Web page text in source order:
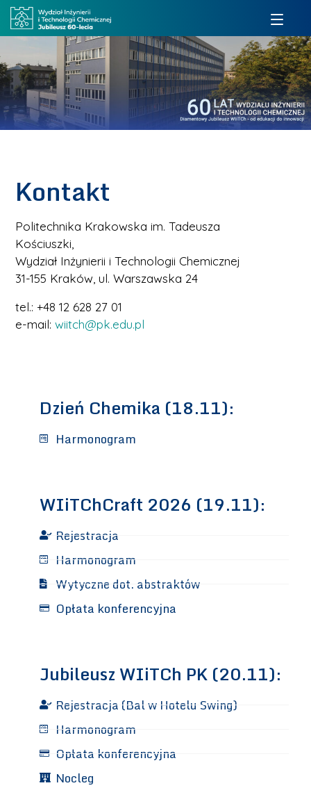
Kontakt
Politechnika Krakowska im. Tadeusza
Kościuszki,
Wydział Inżynierii i Technologii Chemicznej
31-155 Kraków, ul. Warszawska 24
tel.: +48 12 628 27 01
e-mail:wiitch@pk.edu.pl
Dzień Chemika (18.11):
Harmonogram
WIiTChCraft 2026 (19.11):
Rejestracja
Harmonogram
Wytyczne dot. abstraktów
Opłata konferencyjna
Jubileusz WIiTCh PK (20.11):
Rejestracja (Bal w Hotelu Swing)
Harmonogram
Opłata konferencyjna
Nocleg